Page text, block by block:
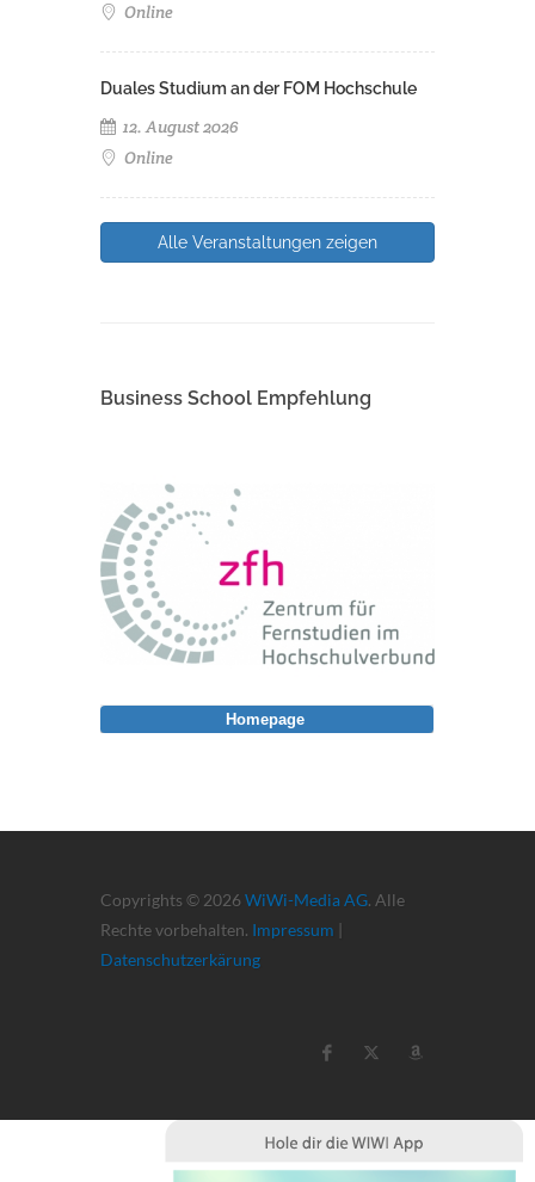
Online
Duales Studium an der FOM Hochschule
12. August 2026
Online
Alle Veranstaltungen zeigen
Business School Empfehlung
Copyrights © 2026 WiWi-Media AG. Alle
Rechte vorbehalten. Impressum |
Datenschutzerkärung
Homepage